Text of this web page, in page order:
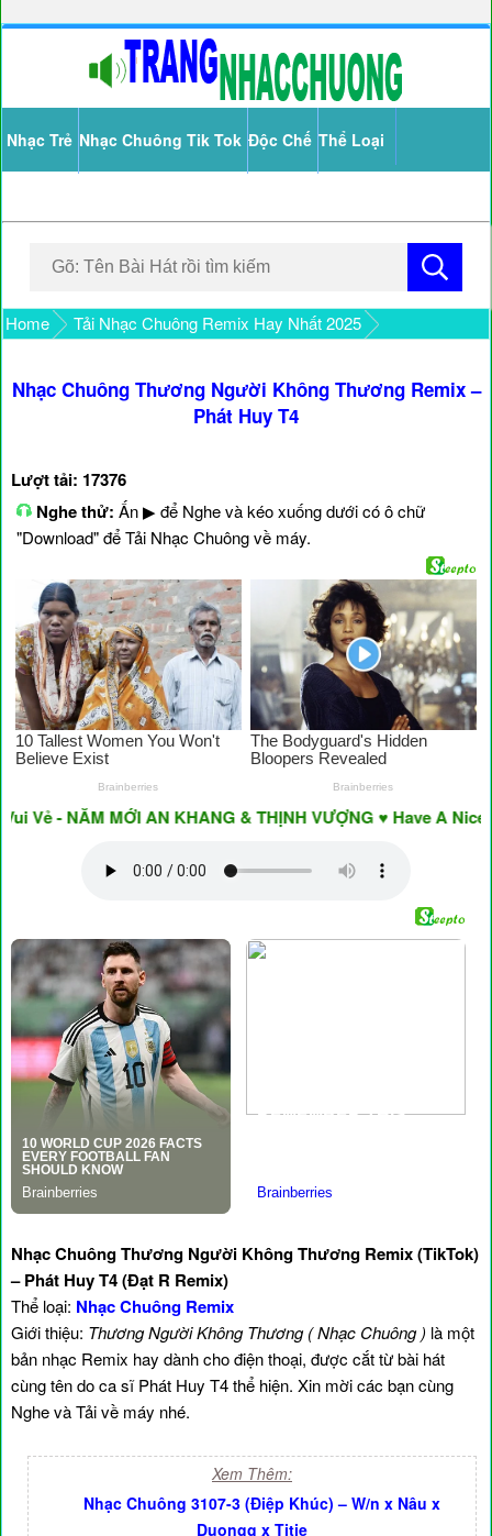
Nhạc Trẻ Nhạc Chuông Tik Tok Độc Chế Thể Loại
Home Tải Nhạc Chuông Remix Hay Nhất 2025
Nhạc Chuông Thương Người Không Thương Remix –
Phát Huy T4
Lượt tải: 17376
Nghe thử: Ấn ▶ để Nghe và kéo xuống dưới có ô chữ
"Download" để Tải Nhạc Chuông về máy.
NĂM MỚI AN KHANG & THỊNH VƯỢNG ♥ Have A Nice Day ♥
Nhạc Chuông Thương Người Không Thương Remix (TikTok)
– Phát Huy T4 (Đạt R Remix)
Thể loại: Nhạc Chuông Remix
Giới thiệu: Thương Người Không Thương ( Nhạc Chuông ) là một
bản nhạc Remix hay dành cho điện thoại, được cắt từ bài hát
cùng tên do ca sĩ Phát Huy T4 thể hiện. Xin mời các bạn cùng
Nghe và Tải về máy nhé.
Xem Thêm:
Nhạc Chuông 3107-3 (Điệp Khúc) – W/n x Nâu x
Duongg x Titie